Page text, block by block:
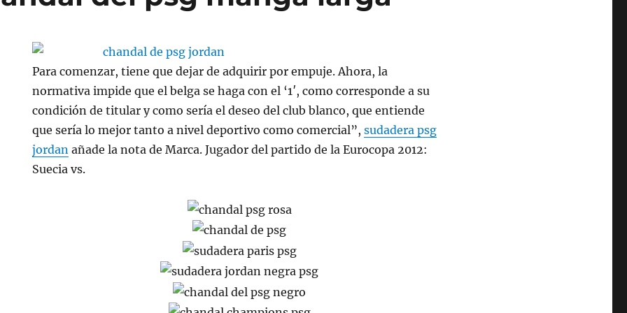
Para comenzar, tiene que dejar de adquirir por empuje. Ahora, la
normativa impide que el belga se haga con el ‘1′, como corresponde a su
condición de titular y como sería el deseo del club blanco, que entiende
que sería lo mejor tanto a nivel deportivo como comercial”,sudadera psg
jordan añade la nota de Marca. Jugador del partido de la Eurocopa 2012:
Suecia vs.